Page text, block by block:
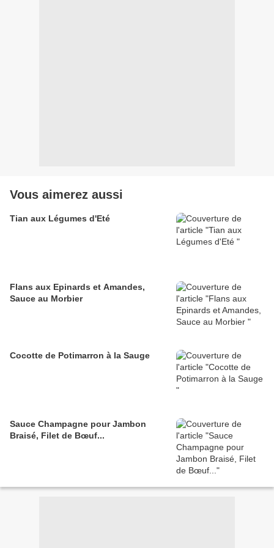
Vous aimerez aussi
Tian aux Légumes d'Eté
Flans aux Epinards et Amandes,
Sauce au Morbier
Cocotte de Potimarron à la Sauge
Sauce Champagne pour Jambon
Braisé, Filet de Bœuf...